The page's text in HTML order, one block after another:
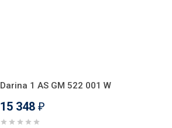
Darina 1 AS GM 522 001 W
15 348 ₽